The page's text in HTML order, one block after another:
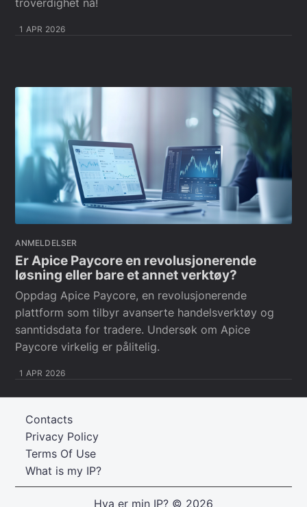
troverdighet nå!
1 APR 2026
ANMELDELSER
Er Apice Paycore en revolusjonerende
løsning eller bare et annet verktøy?
Oppdag Apice Paycore, en revolusjonerende
plattform som tilbyr avanserte handelsverktøy og
sanntidsdata for tradere. Undersøk om Apice
Paycore virkelig er pålitelig.
1 APR 2026
What is my IP?
Terms Of Use
Privacy Policy
Contacts
Hva er min IP? © 2026